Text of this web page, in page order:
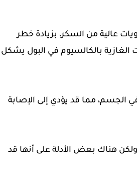
عالية من السكر، بزيادة خطر
بالكالسيوم في البول يشكل
الجسم، مما قد يؤدي إلى الإصابة
ولكن هناك بعض الأدلة على أنها قد